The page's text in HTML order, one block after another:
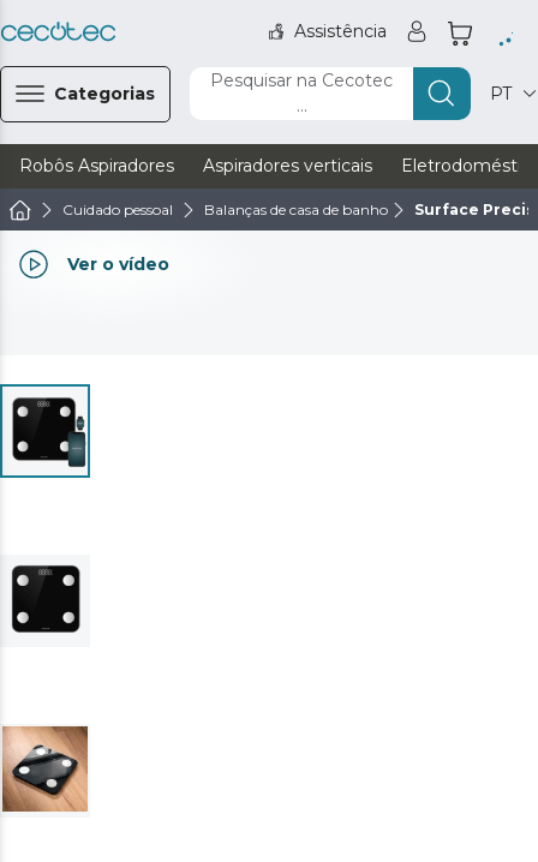
Assistência
Categorias
Pesquisar na Cecotec
...
PT
Robôs Aspiradores Aspiradores verticais
Cuidado pessoal Balanças de casa de banho Surface
Ver o vídeo